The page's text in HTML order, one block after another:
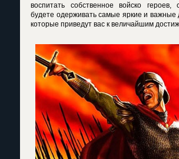
воспитать собственное войско
будете одерживать самые яркие и важные
которые приведут вас к величайшим